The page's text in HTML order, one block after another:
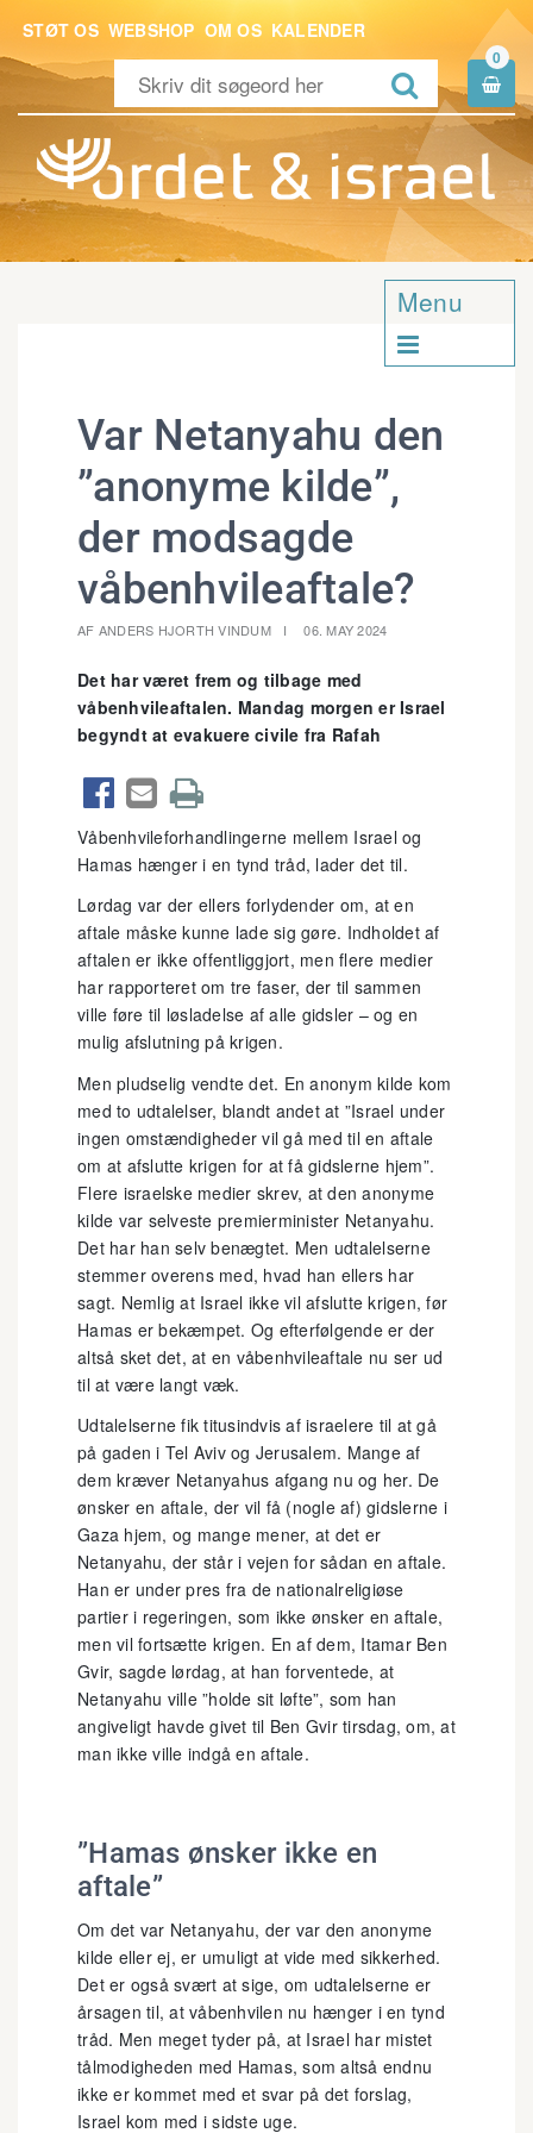
STØT OS WEBSHOP OM OS KALENDER

0

Menu

Var Netanyahu den
”anonyme kilde”,
der modsagde
våbenhvileaftale?
AF ANDERS HJORTH VINDUM 06. MAY 2024
Det har været frem og tilbage med
våbenhvileaftalen. Mandag morgen er Israel
begyndt at evakuere civile fra Rafah
  
Våbenhvileforhandlingerne mellem Israel og
Hamas hænger i en tynd tråd, lader det til.
Lørdag var der ellers forlydender om, at en
aftale måske kunne lade sig gøre. Indholdet af
aftalen er ikke offentliggjort, men flere medier
har rapporteret om tre faser, der til sammen
ville føre til løsladelse af alle gidsler – og en
mulig afslutning på krigen.
Men pludselig vendte det. En anonym kilde kom
med to udtalelser, blandt andet at ”Israel under
ingen omstændigheder vil gå med til en aftale
om at afslutte krigen for at få gidslerne hjem”.
Flere israelske medier skrev, at den anonyme
kilde var selveste premierminister Netanyahu.
Det har han selv benægtet. Men udtalelserne
stemmer overens med, hvad han ellers har
sagt. Nemlig at Israel ikke vil afslutte krigen, før
Hamas er bekæmpet. Og efterfølgende er der
altså sket det, at en våbenhvileaftale nu ser ud
til at være langt væk.
Udtalelserne fik titusindvis af israelere til at gå
på gaden i Tel Aviv og Jerusalem. Mange af
dem kræver Netanyahus afgang nu og her. De
ønsker en aftale, der vil få (nogle af) gidslerne i
Gaza hjem, og mange mener, at det er
Netanyahu, der står i vejen for sådan en aftale.
Han er under pres fra de nationalreligiøse
partier i regeringen, som ikke ønsker en aftale,
men vil fortsætte krigen. En af dem, Itamar Ben
Gvir, sagde lørdag, at han forventede, at
Netanyahu ville ”holde sit løfte”, som han
angiveligt havde givet til Ben Gvir tirsdag, om, at
man ikke ville indgå en aftale.
”Hamas ønsker ikke en
aftale”
Om det var Netanyahu, der var den anonyme
kilde eller ej, er umuligt at vide med sikkerhed.
Det er også svært at sige, om udtalelserne er
årsagen til, at våbenhvilen nu hænger i en tynd
tråd. Men meget tyder på, at Israel har mistet
tålmodigheden med Hamas, som altså endnu
ikke er kommet med et svar på det forslag,
Israel kom med i sidste uge.